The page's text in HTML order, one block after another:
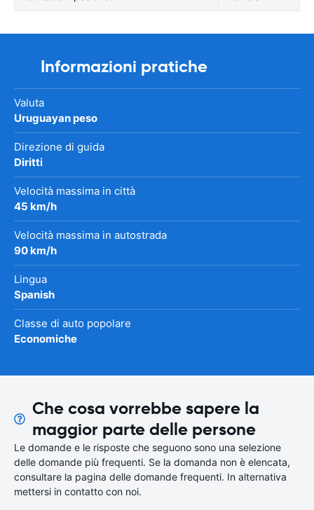
Informazioni pratiche
Valuta
Uruguayan peso
Direzione di guida
Diritti
Velocità massima in città
45 km/h
Velocità massima in autostrada
90 km/h
Lingua
Spanish
Classe di auto popolare
Economiche
Che cosa vorrebbe sapere la
maggior parte delle persone
Le domande e le risposte che seguono sono una selezione
delle domande più frequenti. Se la domanda non è elencata,
consultare la pagina delle domande frequenti. In alternativa
mettersi in contatto con noi.